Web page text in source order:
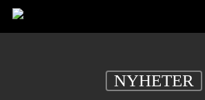
Skip
NYHETER